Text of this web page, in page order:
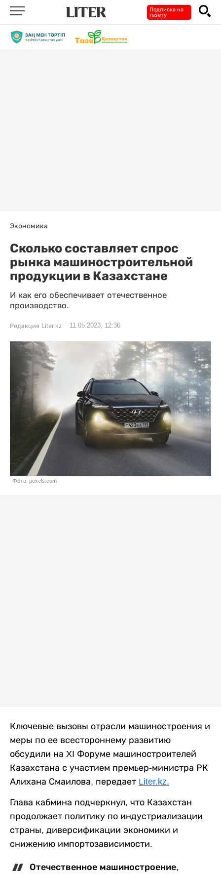
Подписка на
газету
Экономика
Сколько составляет спрос
рынка машиностроительной
продукции в Казахстане
И как его обеспечивает отечественное
производство.
Редакция Liter.kz 11.05.2023, 12:36
Фото: pexels.com
Ключевые вызовы отрасли машиностроения и
меры по ее всестороннему развитию
обсудили на XI Форуме машиностроителей
Казахстана с участием премьер-министра РК
Алихана Смаилова, передает Liter.kz.
Глава кабмина подчеркнул, что Казахстан
продолжает политику по индустриализации
страны, диверсификации экономики и
снижению импортозависимости.
Отечественное машиностроение,